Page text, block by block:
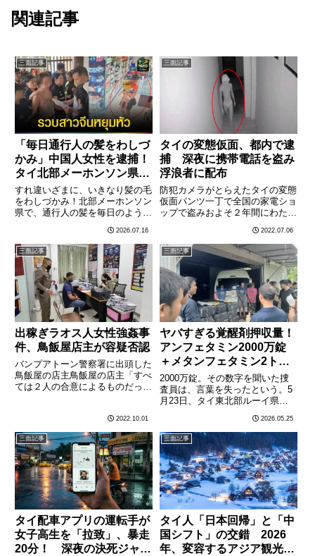
関連記事
三面記事
「毎日通行人の髪をわしづ
かみ」中国人女性を逮捕！
タイ北部メーホンソン県で
の連続奇行に住民悲鳴
すれ違いざまに、いきなり髪の毛
をわしづかみ！北部メーホンソン
県で、通行人の髪を毎日のように
逮捕された。あまりに奇妙な連続
犯行に、静かな山あいの町は騒然
となっている。16日のタイPBS
によると、女性は連日、路上
で………
2026.07.16
三面記事
タイの変態仮面、都内で逮
捕 深夜に携帯電話を盗み
浮浪者に配布
防犯カメラがとらえたタイの変態
仮面パンツ一丁で全国の家電ショ
ップで盗みおよそ２年間にわたり
ップを狙い深夜に携帯電話などを
盗んでいたタイ版変態仮面が７月
５日、バンコク都内のコンドミニ
アムでタイ警察により逮捕され
た………
2022.07.06
三面記事
出稼ぎラオス人女性強姦事
件、鳥飯屋店主が容疑否認
バンプアトーン警察署に出頭した
鳥飯屋の店主鳥飯屋の店主「すべ
ては２人の合意によるものだっ
鳥飯屋（カオマンガイ屋）で店主
の男（34）に強姦されたとしタ
イ警察に被害を届け出ていた事件
で………
2022.10.01
三面記事
ヤバすぎる覚醒剤押収量！
アンフェタミン2000万錠
＋メタンフェタミン2ト
ン、東北タイ倉庫から発見
2000万錠。その数字を聞いた捜
査員は、言葉を失ったという。5
月23日、タイ東北部ルーイ県で
で、警察・麻薬取締局が合同でヤ
ー・バー（アンフェタミン含有錠
剤）約2000万錠と、メタンフェ
タミン（アイス）約2トン
を………
2026.05.25
三面記事
タイ配車アプリの運転手が
女子高生を「拉致」、暴走
20分！ 深夜の決死ジャン
三面記事
タイ人「日本回帰」と「中
国シフト」の交錯 2026
年、変容するアジア観光地